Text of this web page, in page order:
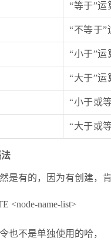
“等于”运
“不等于”
“小于”运
“大于”运
“小于或
“大于或
是有的，因为有创建，肯
<node-name-list>
也不是单独使用的哈，